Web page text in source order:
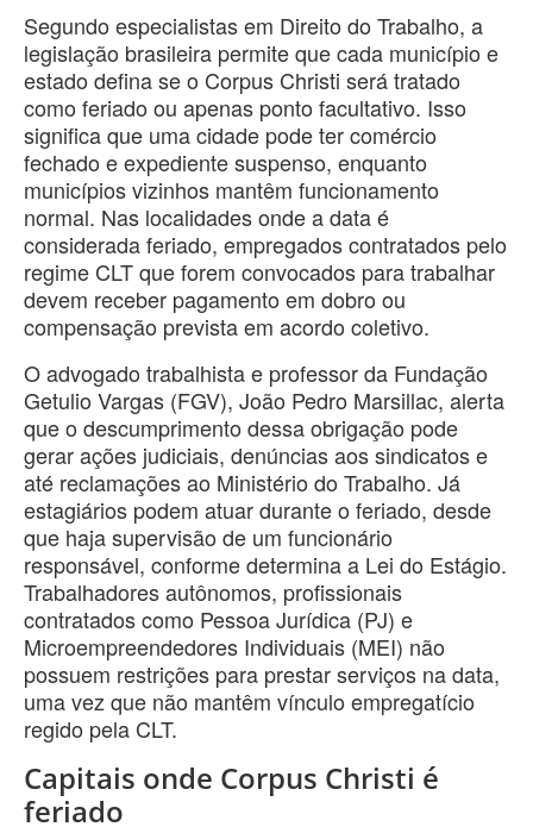
Segundo especialistas em Direito do Trabalho, a
legislação brasileira permite que cada município e
estado defina se o Corpus Christi será tratado
como feriado ou apenas ponto facultativo. Isso
significa que uma cidade pode ter comércio
fechado e expediente suspenso, enquanto
municípios vizinhos mantêm funcionamento
normal. Nas localidades onde a data é
considerada feriado, empregados contratados pelo
regime CLT que forem convocados para trabalhar
devem receber pagamento em dobro ou
compensação prevista em acordo coletivo.
O advogado trabalhista e professor da Fundação
Getulio Vargas (FGV), João Pedro Marsillac, alerta
que o descumprimento dessa obrigação pode
gerar ações judiciais, denúncias aos sindicatos e
até reclamações ao Ministério do Trabalho. Já
estagiários podem atuar durante o feriado, desde
que haja supervisão de um funcionário
responsável, conforme determina a Lei do Estágio.
Trabalhadores autônomos, profissionais
contratados como Pessoa Jurídica (PJ) e
Microempreendedores Individuais (MEI) não
possuem restrições para prestar serviços na data,
uma vez que não mantêm vínculo empregatício
regido pela CLT.
Capitais onde Corpus Christi é
feriado